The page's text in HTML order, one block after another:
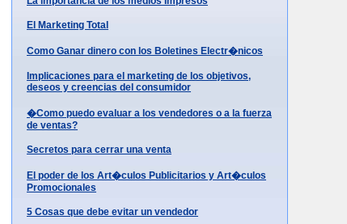
El Marketing Total
Como Ganar dinero con los Boletines Electr�nicos
Implicaciones para el marketing de los objetivos,
deseos y creencias del consumidor
�Como puedo evaluar a los vendedores o a la fuerza
de ventas?
Secretos para cerrar una venta
El poder de los Art�culos Publicitarios y Art�culos
Promocionales
5 Cosas que debe evitar un vendedor